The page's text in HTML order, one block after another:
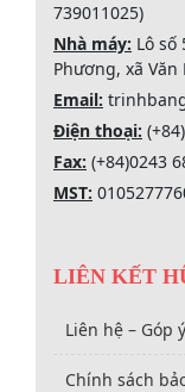
739011025)
Nhà máy: Lô số
Phương, xã
Email:
Điện thoại:
Fax: (+84)0243
MST:
LIÊN KẾT
Liên hệ – Góp ý
Chính sách